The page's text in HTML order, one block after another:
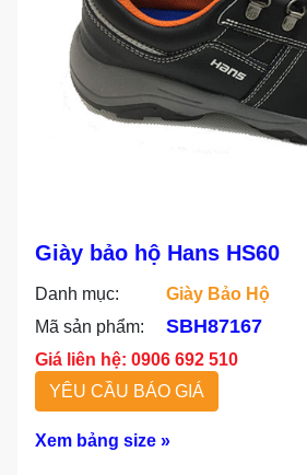
Giày bảo hộ Hans HS60
Danh mục:
Giày Bảo Hộ
Mã sản phẩm:
SBH87167
Giá liên hệ: 0906 692 510
YÊU CẦU BÁO GIÁ
Xem bảng size »